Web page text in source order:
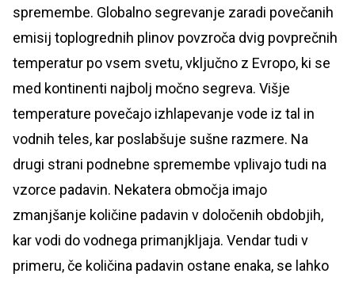
spremembe. Globalno segrevanje zaradi povečanih
emisij toplogrednih plinov povzroča dvig povprečnih
temperatur po vsem svetu, vključno z Evropo, ki se
med kontinenti najbolj močno segreva. Višje
temperature povečajo izhlapevanje vode iz tal in
vodnih teles, kar poslabšuje sušne razmere. Na
drugi strani podnebne spremembe vplivajo tudi na
vzorce padavin. Nekatera območja imajo
zmanjšanje količine padavin v določenih obdobjih,
kar vodi do vodnega primanjkljaja. Vendar tudi v
primeru, če količina padavin ostane enaka, se lahko